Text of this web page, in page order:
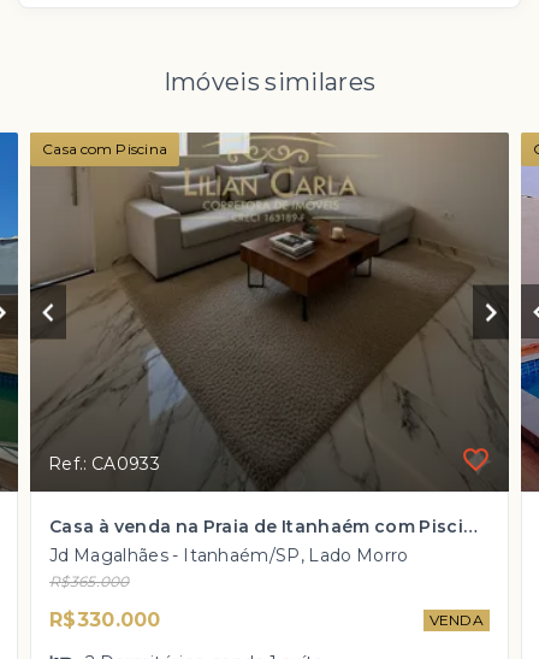
Imóveis similares
Casa com Piscina
Ref.: CA0933
Casa à venda na Praia de Itanhaém com Piscina, área de lazer e Alexa por R$ 330 mil!
Jd Magalhães - Itanhaém/SP, Lado Morro
R$365.000
R$330.000 VENDA